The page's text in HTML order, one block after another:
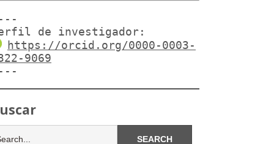
de investigador:
https://orcid.org/0000-0003-
9069